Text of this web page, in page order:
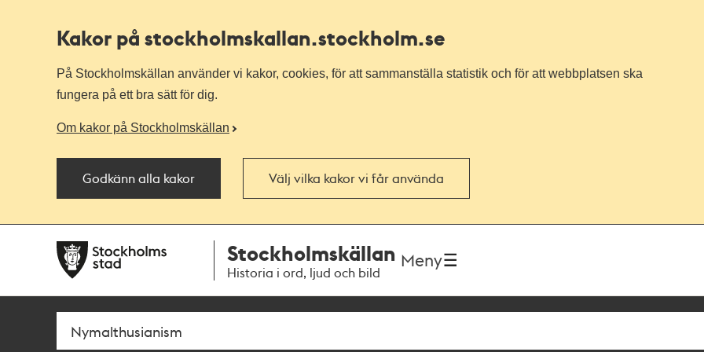
Kakor på stockholmskallan.stockholm.se
På Stockholmskällan använder vi kakor, cookies, för att sammanställa statistik och för att webbplatsen ska
fungera på ett bra sätt för dig.
Om kakor på Stockholmskällan
Godkänn alla kakor Välj vilka kakor vi får använda
navigationen
huvudinnehållet
Stockholmskällan
Historia i ord, ljud och bild
Meny
Sök